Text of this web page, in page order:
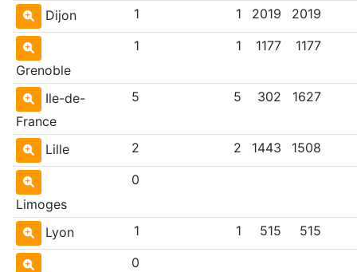
Dijon 1 1 2019 2019
Grenoble
1 1 1177 1177
Ile-de-
France
5 5 302 1627
Lille 2 2 1443 1508
Limoges
0
Lyon 1 1 515 515
0